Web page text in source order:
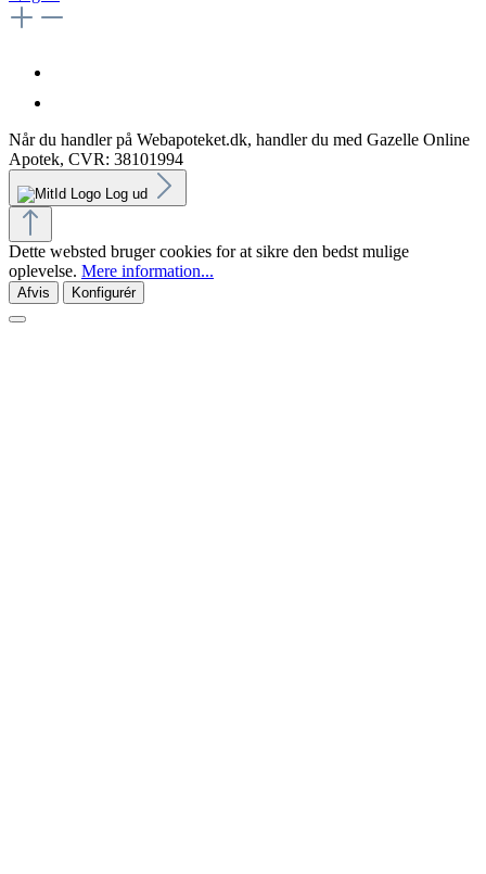
Når du handler på Webapoteket.dk, handler du med Gazelle Online
Apotek, CVR: 38101994
Log ud
Dette websted bruger cookies for at sikre den bedst mulige
oplevelse. Mere information...
Afvis Konfigurér